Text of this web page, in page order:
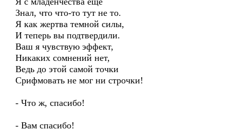
Знал, что что-то тут не то.
Я как жертва темной силы,
И теперь вы подтвердили.
Ваш я чувствую эффект,
Никаких сомнений нет,
Ведь до этой самой точки
Срифмовать не мог ни строчки!
- Что ж, спасибо!
- Вам спасибо!